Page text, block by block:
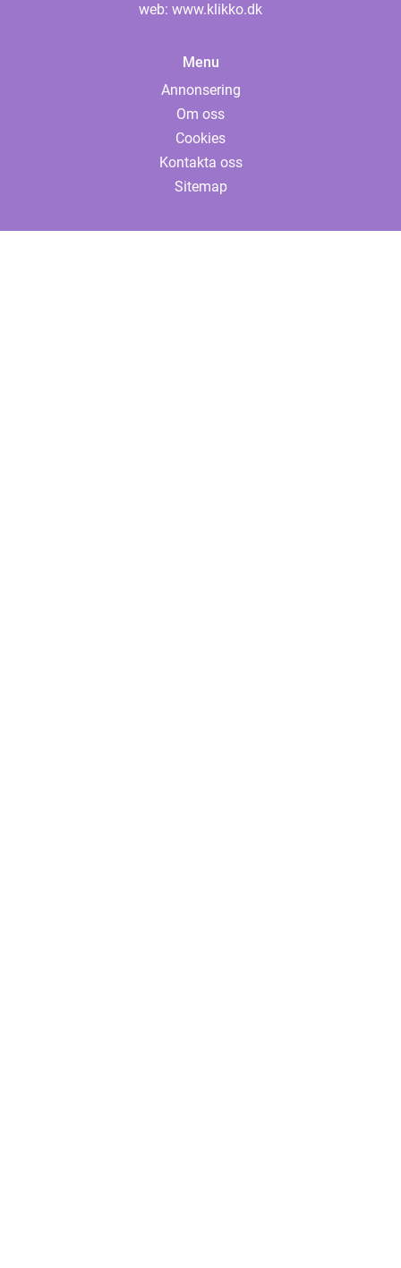
web: www.klikko.dk
Menu
Annonsering
Om oss
Cookies
Kontakta oss
Sitemap